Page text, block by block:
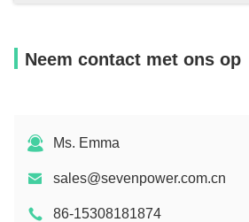
Neem contact met ons op
Ms. Emma
sales@sevenpower.com.cn
86-15308181874